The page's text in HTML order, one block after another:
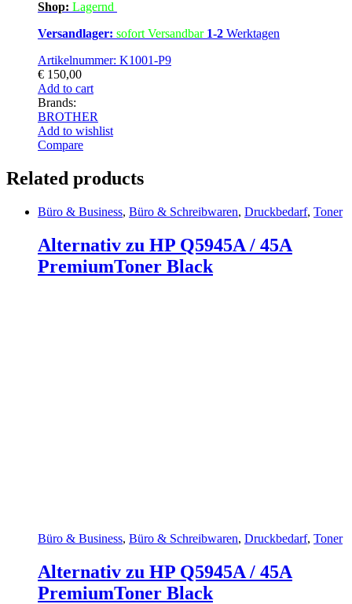
Shop: Lagernd
Versandlager: sofort Versandbar 1-2 Werktagen
Artikelnummer: K1001-P9
€ 150,00
Add to cart
Brands:
BROTHER
Add to wishlist
Compare
Related products
Büro & Business, Büro & Schreibwaren, Druckbedarf, Toner
Alternativ zu HP Q5945A / 45A
PremiumToner Black
Büro & Business, Büro & Schreibwaren, Druckbedarf, Toner
Alternativ zu HP Q5945A / 45A
PremiumToner Black